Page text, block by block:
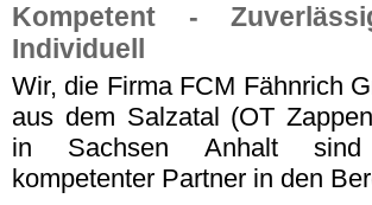
Kompetent -
Individuell
Wir, die Firma FCM Fähnrich
aus dem Salzatal (OT
in Sachsen Anhalt
kompetenter Partner in den